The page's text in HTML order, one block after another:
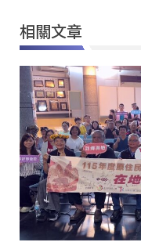
相關文章